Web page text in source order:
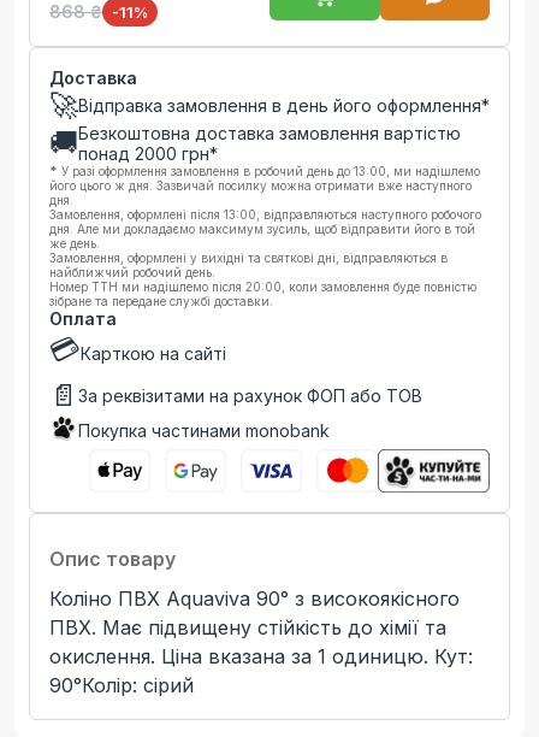
868 ₴ -11%
Доставка
🚀Відправка замовлення в день його оформлення*
🚚Безкоштовна доставка замовлення вартістю
понад 2000 грн*
* У разі оформлення замовлення в робочий день до 13:00, ми надішлемо
його цього ж дня. Зазвичай посилку можна отримати вже наступного
дня.
Замовлення, оформлені після 13:00, відправляються наступного робочого
дня. Але ми докладаємо максимум зусиль, щоб відправити його в той
же день.
Замовлення, оформлені у вихідні та святкові дні, відправляються в
найближчий робочий день.
Номер ТТН ми надішлемо після 20:00, коли замовлення буде повністю
зібране та передане службі доставки.
Оплата
💳Карткою на сайті
📄 За реквізитами на рахунок ФОП або ТОВ
Покупка частинами monobank
Опис товару
Коліно ПВХ Aquaviva 90° з високоякісного
ПВХ. Має підвищену стійкість до хімії та
окислення. Ціна вказана за 1 одиницю. Кут:
90°Колір: сірий